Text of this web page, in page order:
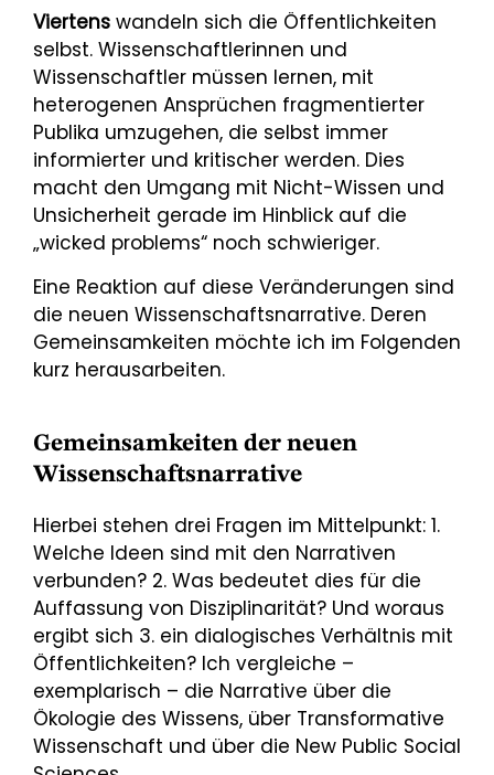
Viertens wandeln sich die Öffentlichkeiten
selbst. Wissenschaftlerinnen und
Wissenschaftler müssen lernen, mit
heterogenen Ansprüchen fragmentierter
Publika umzugehen, die selbst immer
informierter und kritischer werden. Dies
macht den Umgang mit Nicht-Wissen und
Unsicherheit gerade im Hinblick auf die
„wicked problems“ noch schwieriger.
Eine Reaktion auf diese Veränderungen sind
die neuen Wissenschaftsnarrative. Deren
Gemeinsamkeiten möchte ich im Folgenden
kurz herausarbeiten.
Gemeinsamkeiten der neuen
Wissenschaftsnarrative
Hierbei stehen drei Fragen im Mittelpunkt: 1.
Welche Ideen sind mit den Narrativen
verbunden? 2. Was bedeutet dies für die
Auffassung von Disziplinarität? Und woraus
ergibt sich 3. ein dialogisches Verhältnis mit
Öffentlichkeiten? Ich vergleiche –
exemplarisch – die Narrative über die
Ökologie des Wissens, über Transformative
Wissenschaft und über die New Public Social